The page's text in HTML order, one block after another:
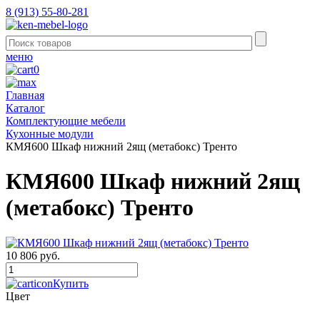
8 (913) 55-80-281
меню
0
Главная
Каталог
Комплектующие мебели
Кухонные модули
КМЯ600 Шкаф нижний 2ящ (метабокс) Тренто
КМЯ600 Шкаф нижний 2ящ
(метабокс) Тренто
10 806 руб.
Купить
Цвет